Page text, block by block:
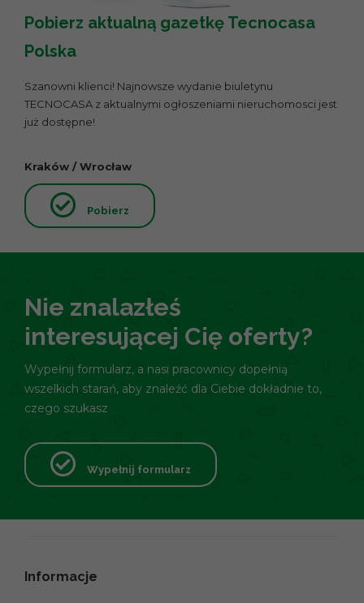
Pobierz aktualną gazetkę Tecnocasa
Polska
Szanowni klienci! Najnowsze wydanie biuletynu
TECNOCASA z aktualnymi ogłoszeniami nieruchomosci jest
już dostępne!
Kraków / Wrocław
Pobierz
Nie znalazłeś
interesującej Cię oferty?
Wypełnij formularz, a nasi pracownicy dopełnią
wszelkich starań, aby znaleźć dla Ciebie dokładnie to,
czego szukasz
Wypełnij formularz
Informacje